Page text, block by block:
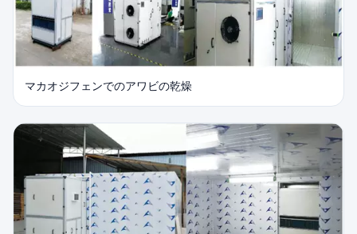
マカオジフェンでのアワビの乾燥